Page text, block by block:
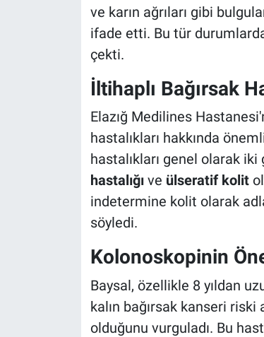
ve karın ağrıları gibi
ifade etti. Bu tür
çekti.
İltihaplı Bağırsak
Elazığ Medilines
hastalıkları hakkında
hastalıkları genel olarak iki
hastalığıve ülseratif kolit
indetermine kolit olarak
söyledi.
Kolonoskopinin
Baysal, özellikle 8 yıldan
kalın bağırsak kanseri
olduğunu vurguladı. Bu